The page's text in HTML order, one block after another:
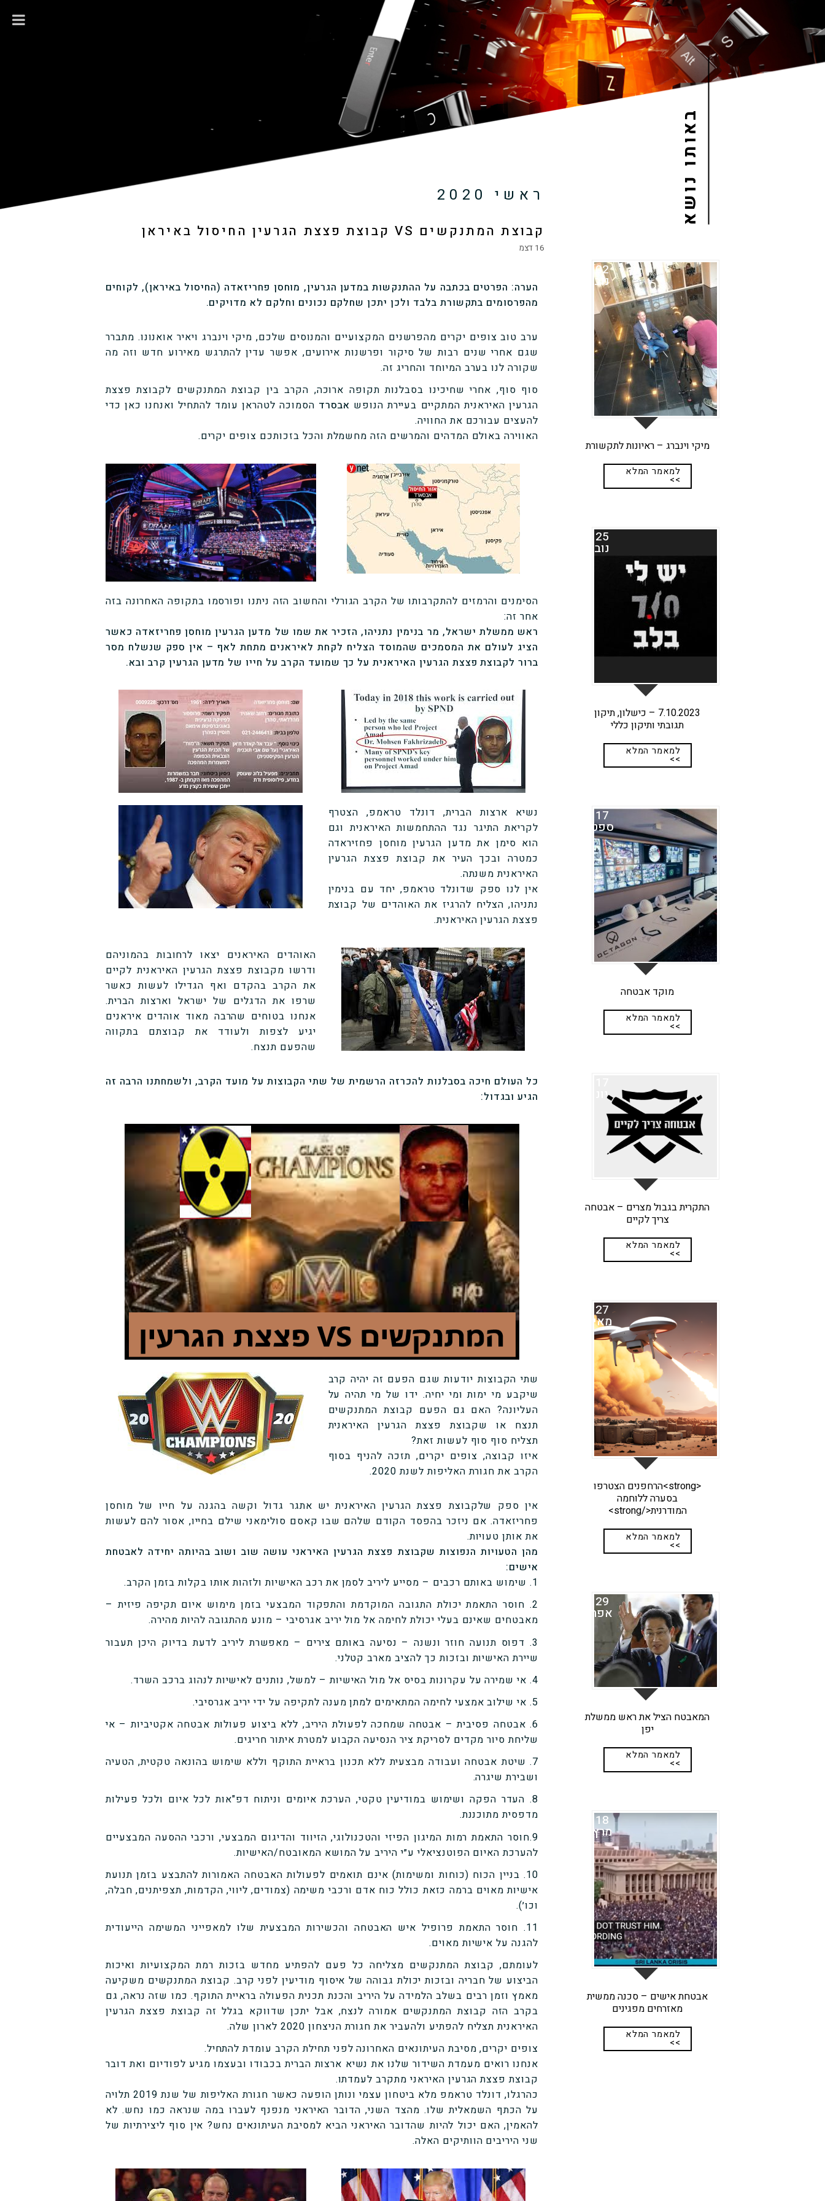
ראשי 2020
קבוצת המתנקשים VS קבוצת פצצת הגרעין החיסול באיראן
16 דצמ
הערה: הפרטים בכתבה על ההתנקשות במדען הגרעין, מוחסן פחריזאדה (החיסול באיראן), לקוחים
מהפרסומים בתקשורת בלבד ולכן יתכן שחלקם נכונים וחלקם לא מדויקים.
ערב טוב צופים יקרים מהפרשנים המקצועיים והמנוסים שלכם, מיקי וינברג ויאיר אואנונו. מתברר
שגם אחרי שנים רבות של סיקור ופרשנות אירועים, אפשר עדין להתרגש מאירוע חדש וזה מה
שקורה לנו בערב המיוחד והחריג זה.
סוף סוף, אחרי שחיכינו בסבלנות תקופה ארוכה, הקרב בין קבוצת המתנקשים לקבוצת פצצת
הגרעין האיראנית המתקיים בעיירת הנופש אבסרד הסמוכה לטהראן עומד להתחיל ואנחנו כאן כדי
להעצים עבורכם את החוויה.
האווירה באולם המדהים והמרשים הזה מחשמלת והכל בזכותכם צופים יקרים.
הסימנים והרמזים להתקרבותו של הקרב הגורלי והחשוב הזה ניתנו ופורסמו בתקופה האחרונה בזה
אחר זה:
ראש ממשלת ישראל, מר בנימין נתניהו, הזכיר את שמו של מדען הגרעין מוחסן פחריזאדה כאשר
הציג לעולם את המסמכים שהמוסד הצליח לקחת לאיראנים מתחת לאף – אין ספק שנשלח מסר
ברור לקבוצת פצצת הגרעין האיראנית על כך שמועד הקרב על חייו של מדען הגרעין קרב ובא.
נשיא ארצות הברית, דונלד טראמפ, הצטרף
לקריאת התיגר נגד ההתחמשות האיראנית וגם
הוא סימן את מדען הגרעין מוחסן פחזיראדה
כמטרה ובכך העיר את קבוצת פצצת הגרעין
האיראנית משנתה.
אין לנו ספק שדונלד טראמפ, יחד עם בנימין
נתניהו, הצליח להרגיז את האוהדים של קבוצת
פצצת הגרעין האיראנית.
האוהדים האיראנים יצאו לרחובות בהמוניהם
ודרשו מקבוצת פצצת הגרעין האיראנית לקיים
את הקרב בהקדם ואף הגדילו לעשות כאשר
שרפו את הדגלים של ישראל וארצות הברית.
אנחנו בטוחים שהרבה מאוד אוהדים איראנים
יגיע לצפות ולעודד את קבוצתם בתקווה
שהפעם תנצח.
כל העולם חיכה בסבלנות להכרזה הרשמית של שתי הקבוצות על מועד הקרב, ולשמחתנו הרבה זה
הגיע ובגדול:
שתי הקבוצות יודעות שגם הפעם זה יהיה קרב
שיקבע מי ימות ומי יחיה. ידו של מי תהיה על
העליונה? האם גם הפעם קבוצת המתנקשים
תנצח או שקבוצת פצצת הגרעין האיראנית
תצליח סוף סוף לעשות זאת?
איזו קבוצה, צופים יקרים, תזכה להניף בסוף
הקרב את חגורת האליפות לשנת 2020.
אין ספק שלקבוצת פצצת הגרעין האיראנית יש אתגר גדול וקשה בהגנה על חייו של מוחסן
פחריזאדה. אם ניזכר בהפסד הקודם שלהם שבו קאסם סולימאני שילם בחייו, אסור להם לעשות
את אותן טעויות.
מהן הטעויות הנפוצות שקבוצת פצצת הגרעין האיראני עושה שוב ושוב בהיותה יחידה לאבטחת
אישים:
1. שימוש באותם רכבים – מסייע ליריב לסמן את רכב האישיות ולזהות אותו בקלות בזמן הקרב.
2. חוסר התאמת יכולת התגובה המוקדמת והתפקוד המבצעי בזמן מימוש איום תקיפה פיזית –
מאבטחים שאינם בעלי יכולת לחימה אל מול יריב אגרסיבי – מונע מהתגובה להיות מהירה.
3. דפוס תנועה חוזר ונשנה – נסיעה באותם צירים – מאפשרת ליריב לדעת בדיוק היכן תעבור
שיירת האישיות ובזכות כך להציב מארב קטלני.
4. אי שמירה על עקרונות בסיס אל מול האישיות – למשל, נותנים לאישיות לנהוג ברכב השרד.
5. אי שילוב אמצעי לחימה המתאימים למתן מענה לתקיפה על ידי יריב אגרסיבי.
6. אבטחה פסיבית – אבטחה שמחכה לפעולת היריב, ללא ביצוע פעולות אבטחה אקטיביות – אי
שליחת סיור מקדים לסריקת ציר הנסיעה הקבוע למטרת איתור חריגים.
7. שיטת אבטחה ועבודה מבצעית ללא תכנון בראיית התוקף וללא שימוש בהונאה טקטית, הטעיה
ושבירת שיגרה.
8. העדר הפקה ושימוש במודיעין טקטי, הערכת איומים וניתוח דפ"אות לכל איום ולכל פעילות
מדפסית מתוכננת.
9.חוסר התאמת רמות המיגון הפיזי והטכנולוגי, הזיווד והדיגום המבצעי, ורכבי ההסעה המבצעיים
להערכת האיום הפוטנציאלי ע״י היריב על המושא המאובטח/האישיות.
10. בניין הכוח (כוחות ומשימות) אינם תואמים לפעולות האבטחה האמורות להתבצע בזמן תנועת
אישיות מאוים ברמה כזאת כולל כוח אדם ורכבי משימה (צמודים, ליווי, הקדמות, תצפיתנים, חבלה,
וכו׳).
11. חוסר התאמת פרופיל איש האבטחה והכשירות המבצעית שלו למאפייני המשימה הייעודית
להגנה על אישיות מאוים.
לעומתם, קבוצת המתנקשים מצליחה כל פעם להפתיע מחדש בזכות רמת המקצועיות ואיכות
הביצוע של חבריה ובזכות יכולת גבוהה של איסוף מודיעין לפני קרב. קבוצת המתנקשים משקיעה
מאמץ וזמן רבים בשלב הלמידה על היריב והכנת תכנית הפעולה בראיית התוקף. כמו שזה נראה, גם
בקרב הזה קבוצת המתנקשים אמורה לנצח, אבל יתכן שדווקא בגלל זה קבוצת פצצת הגרעין
האיראנית תצליח להפתיע ולהעביר את חגורת הניצחון 2020 לארון שלה.
צופים יקרים, מסיבת העיתונאים האחרונה לפני תחילת הקרב עומדת להתחיל.
אנחנו רואים מעמדת השידור שלנו את נשיא ארצות הברית בכבודו ובעצמו מגיע לפודיום ואת דובר
קבוצת פצצת הגרעין האיראני מתקרב לעמדתו.
כהרגלו, דונלד טראמפ מלא ביטחון עצמי ונותן הופעה כאשר חגורת האליפות של שנת 2019 תלויה
על הכתף השמאלית שלו. מהצד השני, הדובר האיראני מנפנף לעברו במה שנראה כמו נחש. לא
להאמין, האם יכול להיות שהדובר האיראני הביא למסיבת העיתונאים נחש? אין סוף ליצירתיות של
שני היריבים הוותיקים האלה.
באותו נושא
מיקי וינברג – ראיונות לתקשורת
02
נוב
למאמר המלא
>>
7.10.2023 – כישלון, תיקון
תגובתי ותיקון כללי
25
נוב
למאמר המלא
>>
מוקד אבטחה
17
ספט
למאמר המלא
>>
התקרית בגבול מצרים – אבטחה
צריך לקיים
יונ
למאמר המלא
>>
<strong>הרחפנים הצטרפו
בסערה ללוחמה
המודרנית</strong>
27
מאי
למאמר המלא
>>
המאבטח הציל את ראש ממשלת
יפן
29
אפר
למאמר המלא
>>
אבטחת אישים – סכנה ממשית
מאזרחים מפגינים
18
מרץ
למאמר המלא
>>